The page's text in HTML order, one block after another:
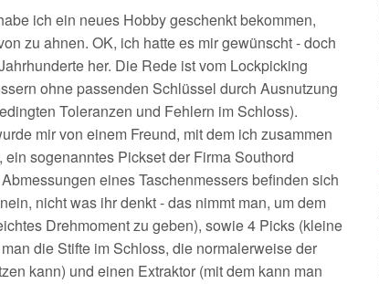
ich ein neues Hobby geschenkt bekommen,
zu ahnen. OK, ich hatte es mir gewünscht - doch
her. Die Rede ist vom Lockpicking
ohne passenden Schlüssel durch Ausnutzung
Toleranzen und Fehlern im Schloss).
mir von einem Freund, mit dem ich zusammen
ein sogenanntes Pickset der Firma Southord
eines Taschenmessers befinden sich
nicht was ihr denkt - das nimmt man, um dem
Drehmoment zu geben), sowie 4 Picks (kleine
die Stifte im Schloss, die normalerweise der
kann) und einen Extraktor (mit dem kann man